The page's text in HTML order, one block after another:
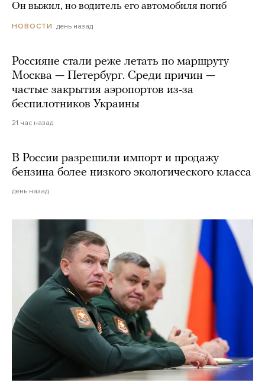
Он выжил, но водитель его автомобиля погиб
НОВОСТИ день назад
Россияне стали реже летать по маршруту
Москва — Петербург. Среди причин —
частые закрытия аэропортов из-за
беспилотников Украины
21 час назад
В России разрешили импорт и продажу
бензина более низкого экологического класса
день назад